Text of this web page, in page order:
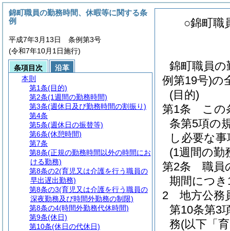
○錦町職
錦町職員の
例第19号)の
(目的)
第1条
この
条第5項の
し必要な
(1週間の勤
第2条
職員
期間につ
2
地方公務
第10条第3
務(以下「
錦町職員の勤務時間、休暇等に関する条
例
平成7年3月13日 条例第3号
(令和7年10月1日施行)
条項目次
沿革
本則
第1条(目的)
第2条(1週間の勤務時間)
第3条(週休日及び勤務時間の割振り)
第4条
第5条(週休日の振替等)
第6条(休憩時間)
第7条
第8条(正規の勤務時間以外の時間にお
ける勤務)
第8条の2(育児又は介護を行う職員の
早出遅出勤務)
第8条の3(育児又は介護を行う職員の
深夜勤務及び時間外勤務の制限)
第8条の4(時間外勤務代休時間)
第9条(休日)
第10条(休日の代休日)